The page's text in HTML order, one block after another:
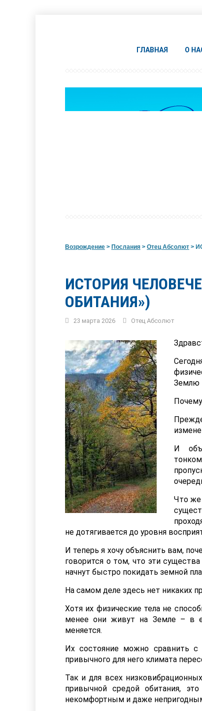
ГЛАВНАЯ О
Возрождение > Послания > Отец Абсолют >
ИСТОРИЯ
ОБИТАНИЯ»)
23 марта 2026 Отец Абсолют
Землю
И
Что же
не дотягивается до уровня
И теперь я хочу объяснить вам,
говорится о том, что эти
начнут быстро покидать земной
На самом деле здесь нет никаких
Хотя их физические тела не
менее они живут на Земле – в
меняется.
Их состояние можно сравнить с
привычного для него климата
Так и для всех
привычной средой обитания,
некомфортным и даже